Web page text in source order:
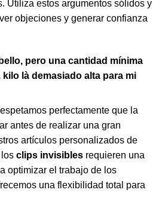
Utiliza estos argumentos sólidos y
objeciones y generar confianza
pero una cantidad mínima
kilo là demasiado alta para mi
perfectamente que la
antes de realizar una gran
artículos personalizados de
clips invisibles requieren una
optimizar el trabajo de los
una flexibilidad total para